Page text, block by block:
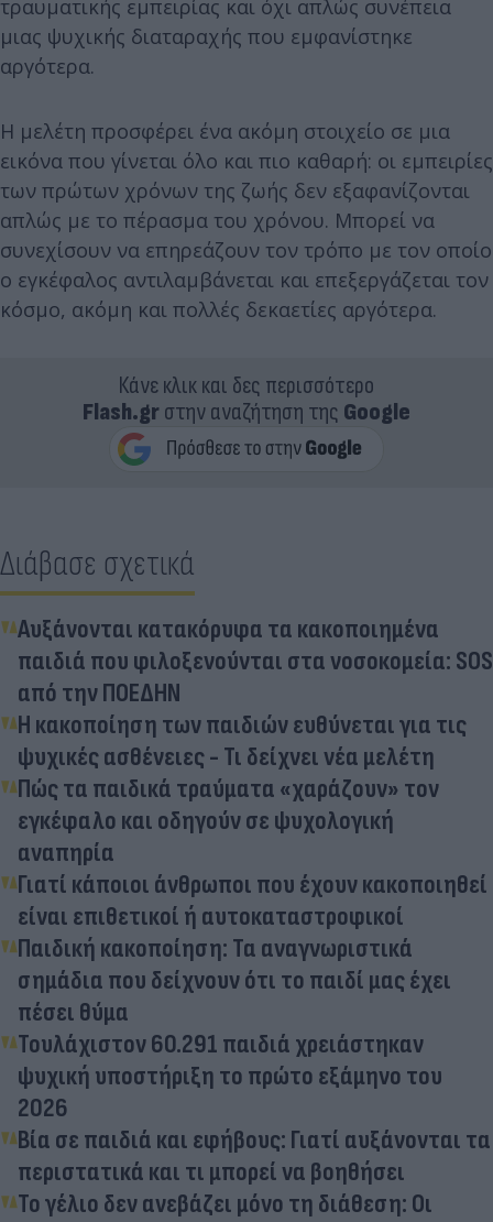
τραυματικής εμπειρίας και όχι απλώς συνέπεια
μιας ψυχικής διαταραχής που εμφανίστηκε
αργότερα.
Η μελέτη προσφέρει ένα ακόμη στοιχείο σε μια
εικόνα που γίνεται όλο και πιο καθαρή: οι εμπειρίες
των πρώτων χρόνων της ζωής δεν εξαφανίζονται
απλώς με το πέρασμα του χρόνου. Μπορεί να
συνεχίσουν να επηρεάζουν τον τρόπο με τον οποίο
ο εγκέφαλος αντιλαμβάνεται και επεξεργάζεται τον
κόσμο, ακόμη και πολλές δεκαετίες αργότερα.
Κάνε κλικ και δες περισσότερο
Flash.grστην αναζήτηση της Google
Διάβασε σχετικά
Αυξάνονται κατακόρυφα τα κακοποιημένα
παιδιά που φιλοξενούνται στα νοσοκομεία: SOS
από την ΠΟΕΔΗΝ
Η κακοποίηση των παιδιών ευθύνεται για τις
ψυχικές ασθένειες - Τι δείχνει νέα μελέτη
Πώς τα παιδικά τραύματα «χαράζουν» τον
εγκέφαλο και οδηγούν σε ψυχολογική
αναπηρία
Γιατί κάποιοι άνθρωποι που έχουν κακοποιηθεί
είναι επιθετικοί ή αυτοκαταστροφικοί
Παιδική κακοποίηση: Τα αναγνωριστικά
σημάδια που δείχνουν ότι το παιδί μας έχει
πέσει θύμα
Τουλάχιστον 60.291 παιδιά χρειάστηκαν
ψυχική υποστήριξη το πρώτο εξάμηνο του
2026
Βία σε παιδιά και εφήβους: Γιατί αυξάνονται τα
περιστατικά και τι μπορεί να βοηθήσει
Το γέλιο δεν ανεβάζει μόνο τη διάθεση: Οι